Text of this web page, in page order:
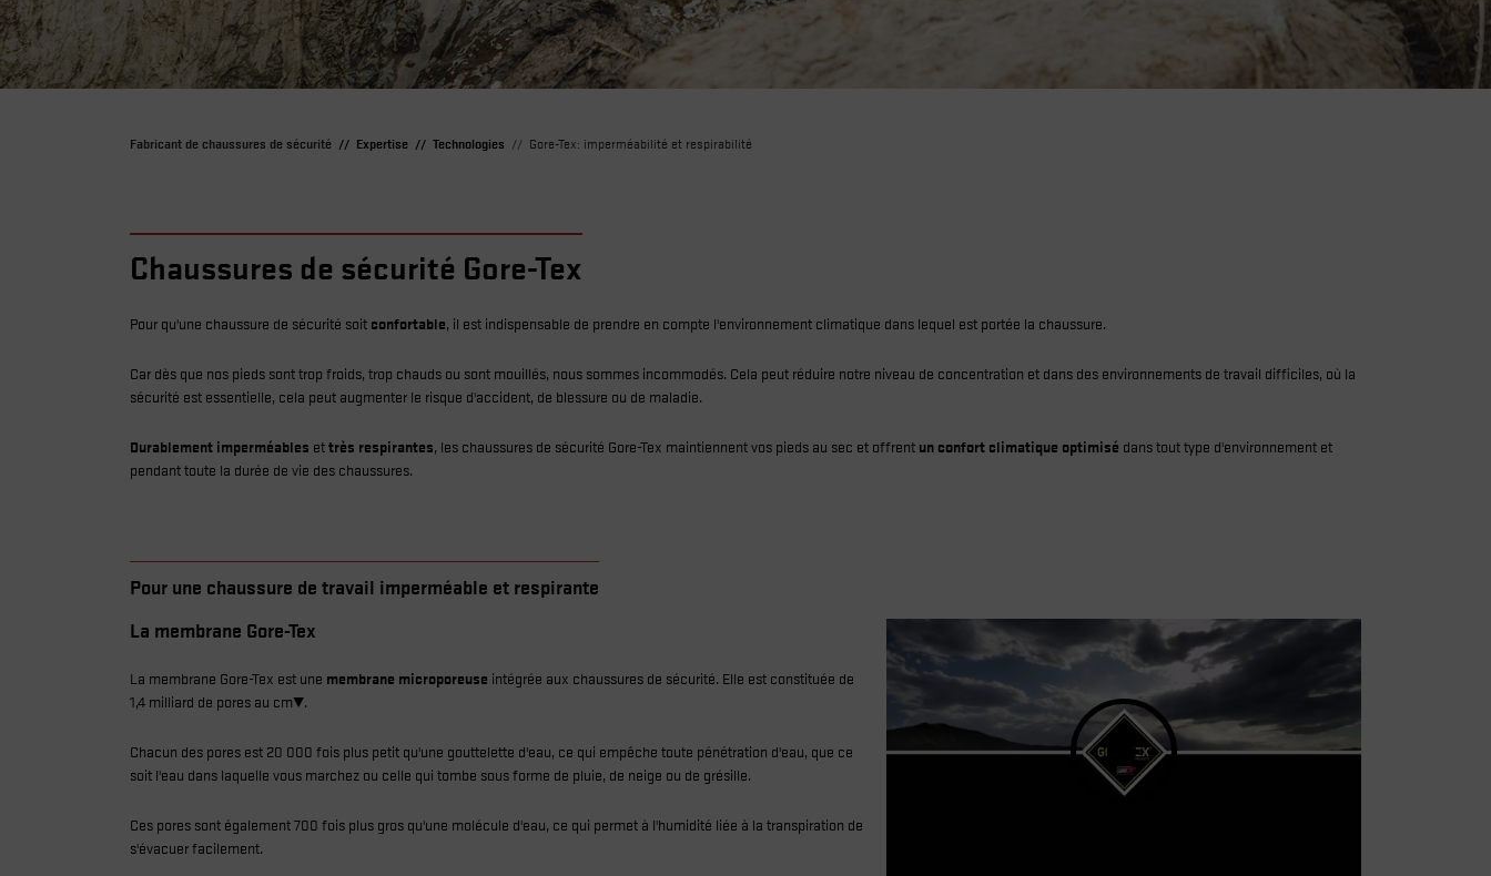
Fabricant de chaussures de sécurité Expertise Technologies Gore-Tex: imperméabilité et respirabilité
Chaussures de sécurité Gore-Tex
Pour qu'une chaussure de sécurité soit confortable, il est indispensable de prendre en compte l'environnement climatique dans lequel est portée la chaussure.
Car dès que nos pieds sont trop froids, trop chauds ou sont mouillés, nous sommes incommodés. Cela peut réduire notre niveau de concentration et dans des environnements de travail difficiles, où la
sécurité est essentielle, cela peut augmenter le risque d'accident, de blessure ou de maladie.
Durablement imperméables ettrès respirantes, les chaussures de sécurité Gore-Tex maintiennent vos pieds au sec et offrent un confort climatique optimisé dans tout type d'environnement et
pendant toute la durée de vie des chaussures.
Pour une chaussure de travail imperméable et respirante
La membrane Gore-Tex
La membrane Gore-Tex est une membrane microporeuse intégrée aux chaussures de sécurité. Elle est constituée de
1,4 milliard de pores au cm².
Chacun des pores est 20 000 fois plus petit qu'une gouttelette d'eau, ce qui empêche toute pénétration d'eau, que ce
soit l'eau dans laquelle vous marchez ou celle qui tombe sous forme de pluie, de neige ou de grésille.
Ces pores sont également 700 fois plus gros qu'une molécule d'eau, ce qui permet à l'humidité liée à la transpiration de
s'évacuer facilement.